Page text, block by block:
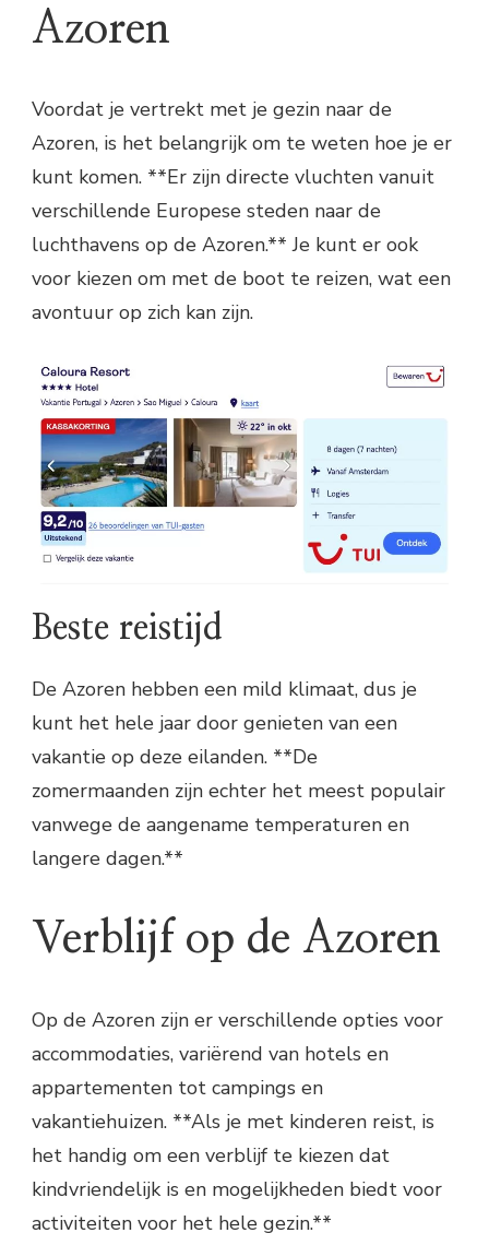
Azoren
Voordat je vertrekt met je gezin naar de
Azoren, is het belangrijk om te weten hoe je er
kunt komen. **Er zijn directe vluchten vanuit
verschillende Europese steden naar de
luchthavens op de Azoren.** Je kunt er ook
voor kiezen om met de boot te reizen, wat een
avontuur op zich kan zijn.
Beste reistijd
De Azoren hebben een mild klimaat, dus je
kunt het hele jaar door genieten van een
vakantie op deze eilanden. **De
zomermaanden zijn echter het meest populair
vanwege de aangename temperaturen en
langere dagen.**
Verblijf op de Azoren
Op de Azoren zijn er verschillende opties voor
accommodaties, variërend van hotels en
appartementen tot campings en
vakantiehuizen. **Als je met kinderen reist, is
het handig om een verblijf te kiezen dat
kindvriendelijk is en mogelijkheden biedt voor
activiteiten voor het hele gezin.**